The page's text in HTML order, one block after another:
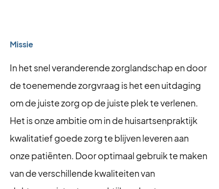
Missie
In het snel veranderende zorglandschap en door
de toenemende zorgvraag is het een uitdaging
om de juiste zorg op de juiste plek te verlenen.
Het is onze ambitie om in de huisartsenpraktijk
kwalitatief goede zorg te blijven leveren aan
onze patiënten. Door optimaal gebruik te maken
van de verschillende kwaliteiten van